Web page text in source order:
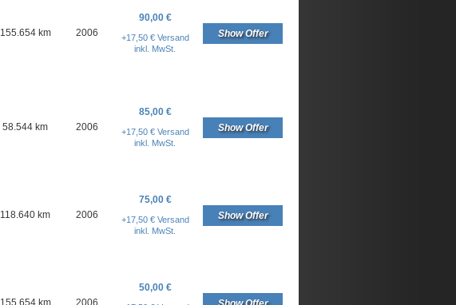
155.654 km 2006
90,00 €
+17,50 € Versand
inkl. MwSt.
Show Offer
58.544 km 2006
85,00 €
+17,50 € Versand
inkl. MwSt.
Show Offer
118.640 km 2006
75,00 €
+17,50 € Versand
inkl. MwSt.
Show Offer
155.654 km 2006
50,00 €